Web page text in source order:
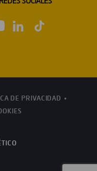
DE PRIVACIDAD